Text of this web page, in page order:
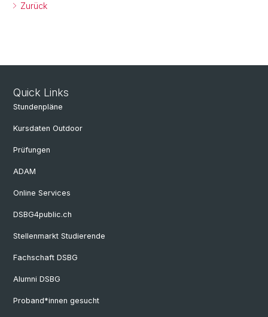
Zurück
Quick Links
Stundenpläne
Kursdaten Outdoor
Prüfungen
ADAM
Online Services
DSBG4public.ch
Stellenmarkt Studierende
Fachschaft DSBG
Alumni DSBG
Proband*innen gesucht